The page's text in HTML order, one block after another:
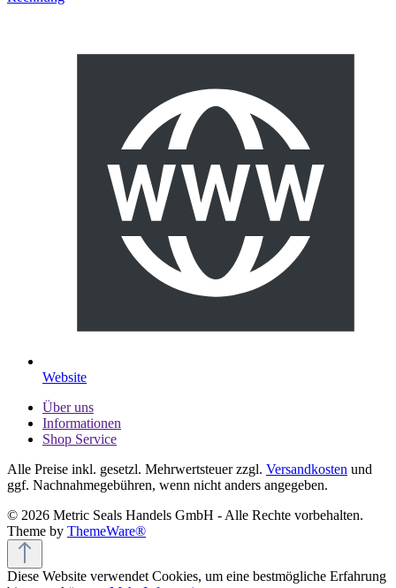
Website
Über uns
Informationen
Shop Service
Alle Preise inkl. gesetzl. Mehrwertsteuer zzgl. Versandkosten und
ggf. Nachnahmegebühren, wenn nicht anders angegeben.
© 2026 Metric Seals Handels GmbH - Alle Rechte vorbehalten.
Theme by ThemeWare®
Diese Website verwendet Cookies, um eine bestmögliche Erfahrung